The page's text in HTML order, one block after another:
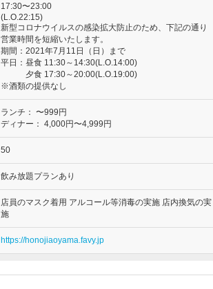
17:30〜23:00
(L.O.22:15)
新型コロナウイルスの感染拡大防止のため、下記の通り
営業時間を短縮いたします。
期間：2021年7月11日（日）まで
平日：昼食 11:30～14:30(L.O.14:00)
夕食 17:30～20:00(L.O.19:00)
※酒類の提供なし
ランチ： 〜999円
ディナー： 4,000円〜4,999円
50
飲み放題プランあり
店員のマスク着用 アルコール等消毒の実施 店内換気の実
施
https://honojiaoyama.favy.jp